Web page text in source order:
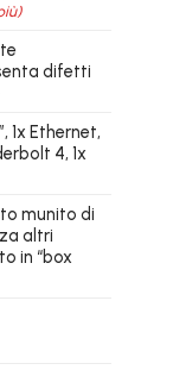
difetti
1x Ethernet,
4, 1x
munito di
altri
in “box